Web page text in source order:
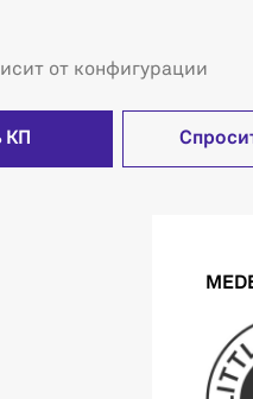
от конфигурации
КП